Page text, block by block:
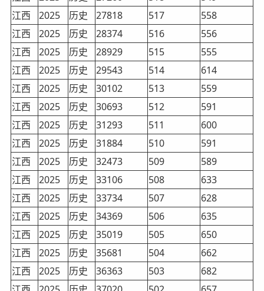
江西
2025 历史 27818 517
558
江西
2025 历史 28374 516
556
江西
2025 历史 28929 515
555
江西
2025 历史 29543 514
614
江西
2025 历史 30102 513
559
江西
2025 历史 30693 512
591
江西
2025 历史 31293 511
600
江西
2025 历史 31884 510
591
江西
2025 历史 32473 509
589
江西
2025 历史 33106 508
633
江西
2025 历史 33734 507
628
江西
2025 历史 34369 506
635
江西
2025 历史 35019 505
650
江西
2025 历史 35681 504
662
江西
2025 历史 36363 503
682